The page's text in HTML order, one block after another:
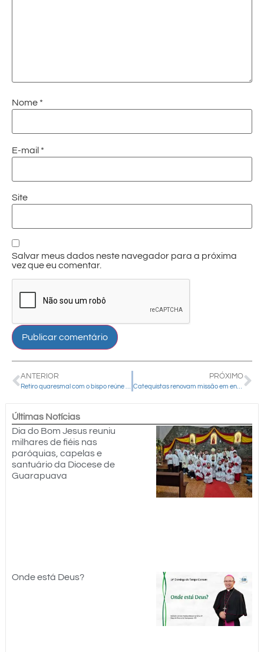
Nome *
E-mail *
Site
Salvar meus dados neste navegador para a próxima
vez que eu comentar.
ANTERIOR
Retiro quaresmal com o bispo reúne fiéis do Decanato Laranjeiras em Cantagalo
PRÓXIMO
Catequistas renovam missão em encontro formativo em Pitanga
Últimas Notícias
Dia do Bom Jesus reuniu
milhares de fiéis nas
paróquias, capelas e
santuário da Diocese de
Guarapuava
Onde está Deus?